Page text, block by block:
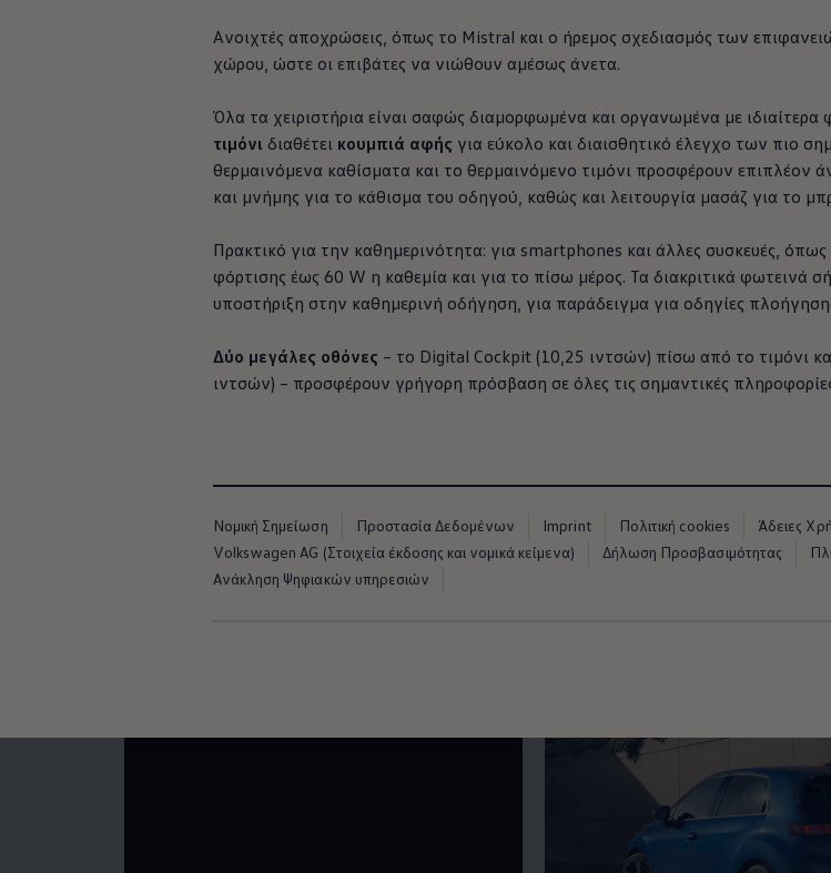
Ανακλήσεις ασφαλείας και Τεχνικά μέτρα
Προειδοποιητικές και ενδεικτικές λυχνίες
Eνημερώσεις λογισμικού
XTL diesel fuel
Υπηρεσίες Volkswagen
Υπηρεσίες Volkswagen Click@Service
Pick Up & Delivery
Φροντίδα Clean Plus
Σημαντικές πληροφορίες
Εγγύηση Επαγγελματικών Volkswagen
Volkswagen JOY
Αστυπάλαια: Κίνητρα Επιδότησης
Volkswagen Bulli - 75 Χρόνια Κληρονομιάς
Έξυπνη τεχνολογία
Ανοιχτές αποχρώσεις, όπως το Mistral και ο ήρεμος σχεδιασμός των
χώρου, ώστε οι επιβάτες να νιώθουν αμέσως άνετα.
Όλα τα χειριστήρια είναι σαφώς διαμορφωμένα και οργανωμένα με
τιμόνι διαθέτει κουμπιά αφής για εύκολο και διαισθητικό έλεγχο των πιο
θερμαινόμενα καθίσματα και το θερμαινόμενο τιμόνι προσφέρουν επιπλέον
και μνήμης για το κάθισμα του οδηγού, καθώς και λειτουργία μασάζ για το
Πρακτικό για την καθημερινότητα: για smartphones και άλλες συσκευές,
φόρτισης έως 60 W η καθεμία και για το πίσω μέρος. Τα διακριτικά φωτεινά
υποστήριξη στην καθημερινή οδήγηση, για παράδειγμα για οδηγίες
Δύο μεγάλες οθόνες – το Digital Cockpit (10,25 ιντσών) πίσω από το τιμόνι
ιντσών) – προσφέρουν γρήγορη πρόσβαση σε όλες τις σημαντικές
Νομική Σημείωση Προστασία Δεδομένων Imprint Πολιτική cookies Άδειες
Volkswagen AG (Στοιχεία έκδοσης και νομικά κείμενα)
Δήλωση Προσβασιμότητας
Ανάκληση Ψηφιακών υπηρεσιών